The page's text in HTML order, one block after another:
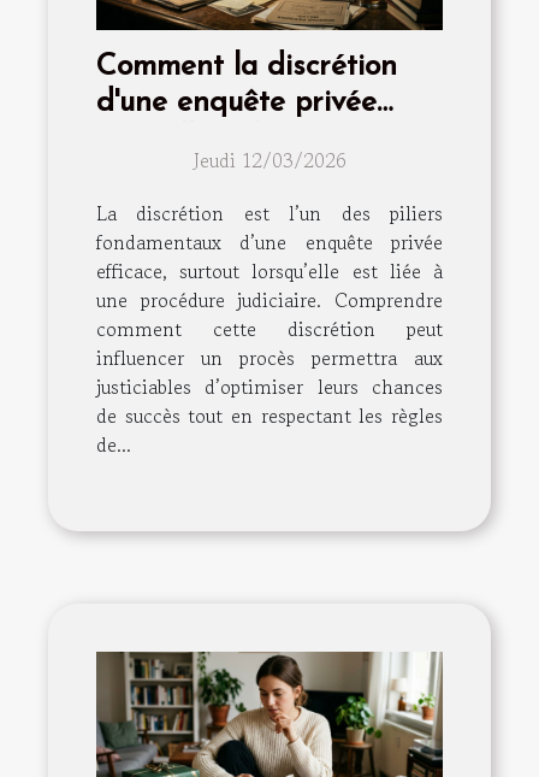
Comment la discrétion
d'une enquête privée
procès ?Jeudi 12/03/2026
La discrétion est l’un des piliers
fondamentaux d’une enquête privée
efficace, surtout lorsqu’elle est liée à
une procédure judiciaire. Comprendre
comment cette discrétion peut
influencer un procès permettra aux
justiciables d’optimiser leurs chances
de succès tout en respectant les règles
de...